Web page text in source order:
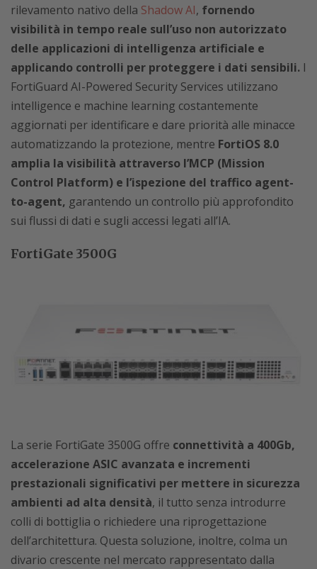
rilevamento nativo della Shadow AI, fornendo
visibilità in tempo reale sull’uso non autorizzato
delle applicazioni di intelligenza artificiale e
applicando controlli per proteggere i dati sensibili. I
FortiGuard AI-Powered Security Services utilizzano
intelligence e machine learning costantemente
aggiornati per identificare e dare priorità alle minacce
automatizzando la protezione, mentre FortiOS 8.0
amplia la visibilità attraverso l’MCP (Mission
Control Platform) e l’ispezione del traffico agent-
to-agent, garantendo un controllo più approfondito
sui flussi di dati e sugli accessi legati all’IA.
FortiGate 3500G
La serie FortiGate 3500G offre connettività a 400Gb,
accelerazione ASIC avanzata e incrementi
prestazionali significativi per mettere in sicurezza
ambienti ad alta densità, il tutto senza introdurre
colli di bottiglia o richiedere una riprogettazione
dell’architettura. Questa soluzione, inoltre, colma un
divario crescente nel mercato rappresentato dalla